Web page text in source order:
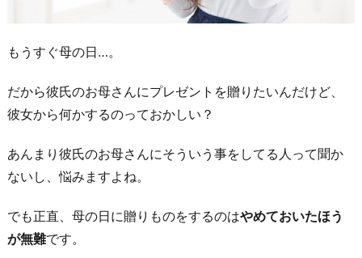
もうすぐ母の日…。
だから彼氏のお母さんにプレゼントを贈りたいんだけど、
彼女から何かするのっておかしい？
あんまり彼氏のお母さんにそういう事をしてる人って聞か
ないし、悩みますよね。
でも正直、母の日に贈りものをするのはやめておいたほう
が無難です。